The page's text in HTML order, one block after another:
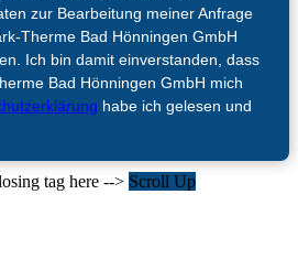
zur Bearbeitung meiner Anfrage
Therme Bad Hönningen GmbH
Ich bin damit einverstanden, dass
Bad Hönningen GmbH mich
habe ich gelesen und
tag here --> Scroll Up